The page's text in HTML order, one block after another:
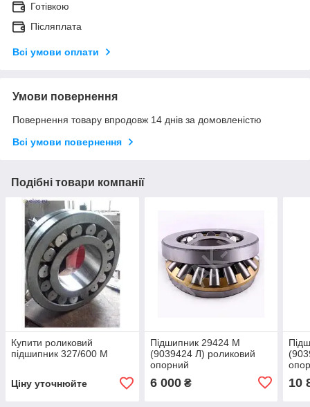
Готівкою
Післяплата
Всі умови оплати
Умови повернення
Повернення товару впродовж 14 днів за домовленістю
Всі умови повернення
Подібні товари компанії
Купити роликовий
підшипник 327/600 М
Ціну уточнюйте
Підшипник 29424 М
(9039424 Л) роликовий
опорний
6 000₴ 10